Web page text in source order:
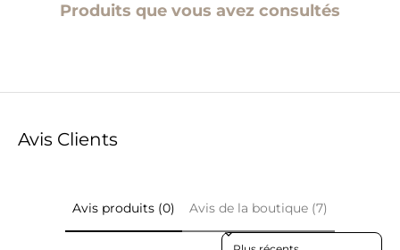
Produits que vous avez consultés
Avis Clients
Avis produits (0) Avis de la boutique (7)
Sort reviews by